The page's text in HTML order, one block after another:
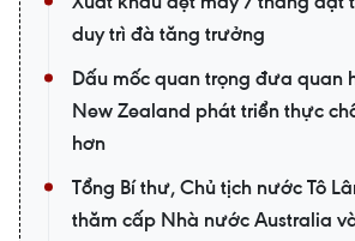
duy trì đà tăng trưởng
Dấu mốc quan trọng đưa quan
New Zealand phát triển thực
hơn
Tổng Bí thư, Chủ tịch nước Tô
thăm cấp Nhà nước Australia